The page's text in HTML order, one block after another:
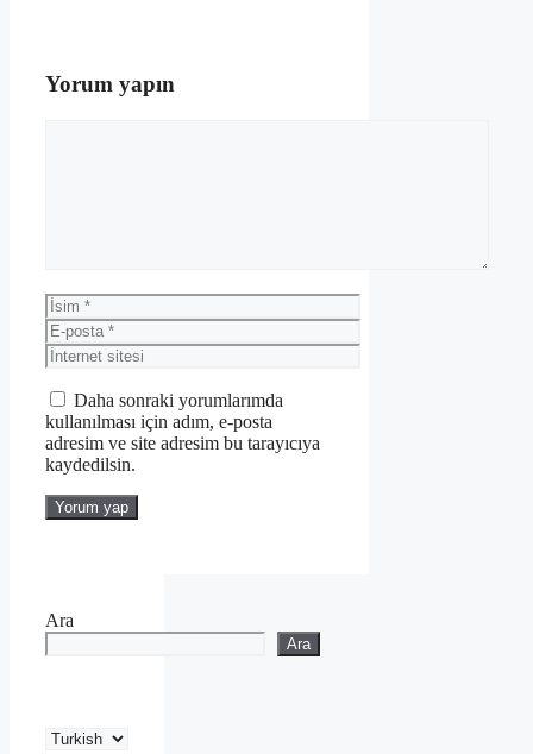
Yorum yapın
İsim
E-
posta
İnternet
sitesi
Daha sonraki yorumlarımda
kullanılması için adım, e-posta
adresim ve site adresim bu tarayıcıya
kaydedilsin.
Ara
Ara